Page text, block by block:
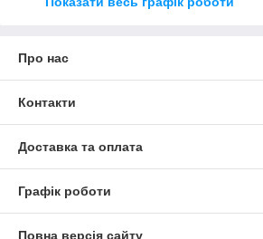
Про нас
Контакти
Доставка та оплата
Графік роботи
Повна версія сайту